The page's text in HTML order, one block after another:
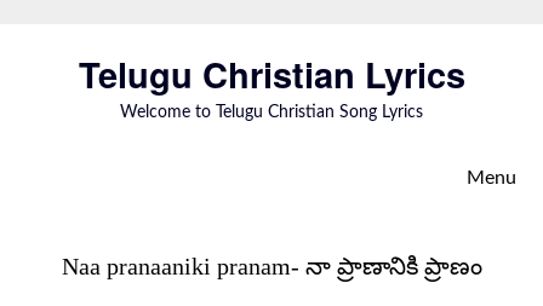
Telugu Christian Lyrics
Welcome to Telugu Christian Song Lyrics
Menu
Naa pranaaniki pranam- నా ప్రాణానికి ప్రాణం